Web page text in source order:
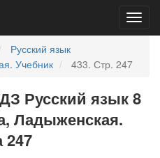
Русский язык
Учебник
433. Стр. 247
Русский язык 8
Ладыженская.
247